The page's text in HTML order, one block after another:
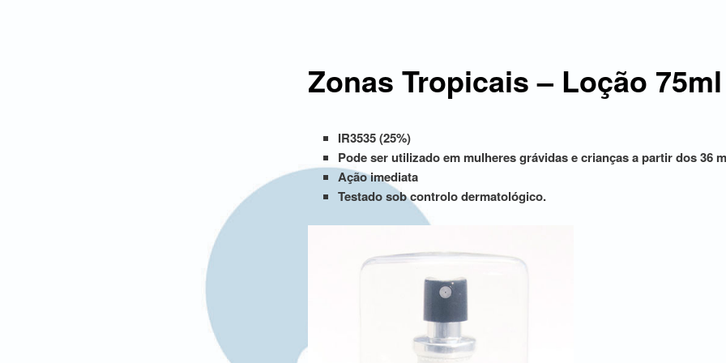
Zonas Tropicais – Loção 75ml
IR3535 (25%)
Pode ser utilizado em mulheres grávidas e crianças a partir dos 36
Ação imediata
Testado sob controlo dermatológico.